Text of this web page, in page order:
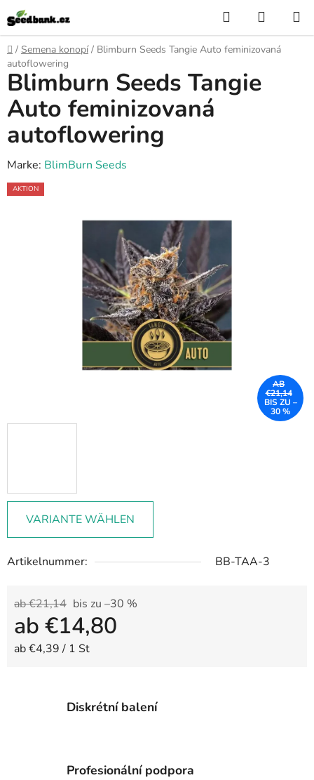
Zum
Inhalt
springen
Suchen
Startseite
/ Semena konopí / Blimburn Seeds Tangie Auto feminizovaná
autoflowering
VARIANTE WÄHLEN
Artikelnummer: BB-TAA-3
ab €21,14 bis zu –30 %
ab €14,80
Verkaufspreis:
ab €4,39 / 1 St
Blimburn Seeds Tangie
Auto feminizovaná
autoflowering
Marke: BlimBurn Seeds
AKTION
AB
€21,14
BIS ZU –
30 %
Diskrétní balení
Profesionální podpora